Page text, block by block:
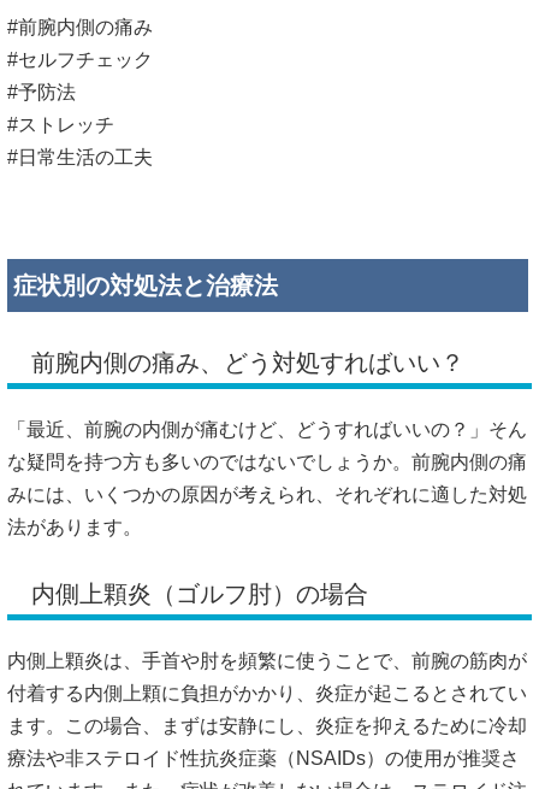
#前腕内側の痛み
#セルフチェック
#予防法
#ストレッチ
#日常生活の工夫
症状別の対処法と治療法
前腕内側の痛み、どう対処すればいい？
「最近、前腕の内側が痛むけど、どうすればいいの？」 そん
な疑問を持つ方も多いのではないでしょうか。 前腕内側の痛
みには、いくつかの原因が考えられ、それぞれに適した対処
法があります。
内側上顆炎（ゴルフ肘）の場合
内側上顆炎は、手首や肘を頻繁に使うことで、前腕の筋肉が
付着する内側上顆に負担がかかり、炎症が起こるとされてい
ます。
この場合、まずは安静にし、炎症を抑えるために冷却
療法や非ステロイド性抗炎症薬（NSAIDs）の使用が推奨さ